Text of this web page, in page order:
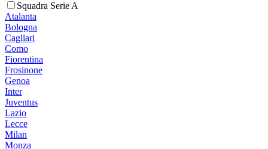
Squadra Serie A
Atalanta
Bologna
Cagliari
Como
Fiorentina
Frosinone
Genoa
Inter
Juventus
Lazio
Lecce
Milan
Monza